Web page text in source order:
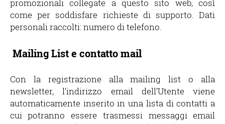
promozionali collegate a questo sito web, così
come per soddisfare richieste di supporto. Dati
personali raccolti: numero di telefono.
Mailing List e contatto mail
Con la registrazione alla mailing list o alla
newsletter, l’indirizzo email dell’Utente viene
automaticamente inserito in una lista di contatti a
cui potranno essere trasmessi messaggi email